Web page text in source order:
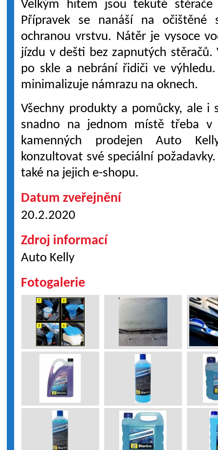
Velkým hitem jsou tekuté stěrače
Přípravek se nanáší na
ochranou vrstvu. Nátěr je vysoce
jízdu v dešti bez zapnutých
po skle a nebrání řidiči ve
minimalizuje námrazu na oknech.
Všechny produkty a pomůcky, ale i
snadno na jednom místě třeba v
kamenných prodejen Auto
konzultovat své speciální
také na jejich e-shopu.
Datum zveřejnění
20.2.2020
Zdroj informací
Auto Kelly
Fotogalerie